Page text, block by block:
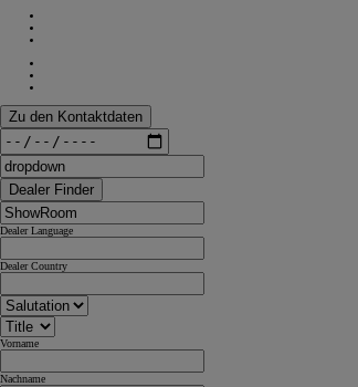
Zu den Kontaktdaten
Dealer Finder
Dealer Language
Dealer Country
Vorname
Nachname